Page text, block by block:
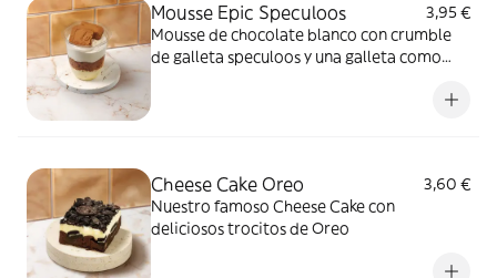
Mousse Epic Speculoos
3,95 €
Mousse de chocolate blanco con crumble
de galleta speculoos y una galleta como
Cheese Cake Oreo
3,60 €
Nuestro famoso Cheese Cake con
deliciosos trocitos de Oreo